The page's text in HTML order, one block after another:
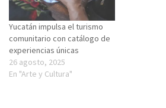
Yucatán impulsa el turismo
comunitario con catálogo de
experiencias únicas
26 agosto, 2025
En "Arte y Cultura"